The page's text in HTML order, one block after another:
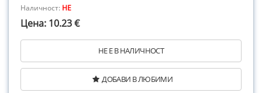
Наличност: НЕ
Цена: 10.23 €
НЕ Е В НАЛИЧНОСТ
ДОБАВИ В ЛЮБИМИ